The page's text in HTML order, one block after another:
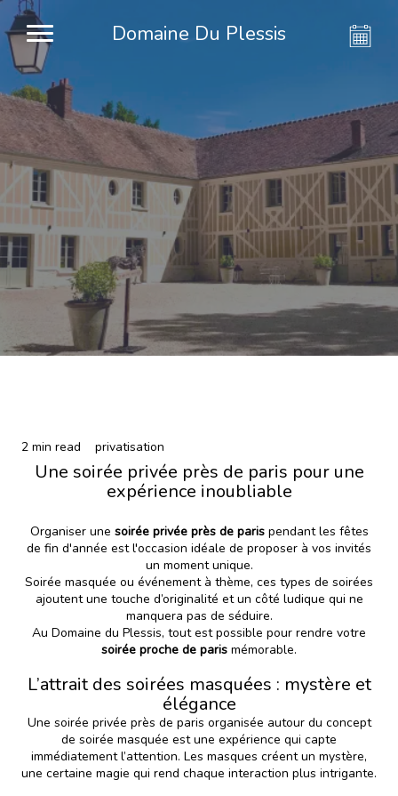
Domaine Du Plessis
2 min read privatisation
Une soirée privée près de paris pour une
expérience inoubliable
Organiser une soirée privée près de parispendant les fêtes
de fin d'année est l'occasion idéale de proposer à vos invités
un moment unique.
Soirée masquée ou événement à thème, ces types de soirées
ajoutent une touche d’originalité et un côté ludique qui ne
manquera pas de séduire.
Au Domaine du Plessis, tout est possible pour rendre votre
soirée proche de paris mémorable.
L’attrait des soirées masquées : mystère et
élégance
Une soirée privée près de paris organisée autour du concept
de soirée masquée est une expérience qui capte
immédiatement l’attention. Les masques créent un mystère,
une certaine magie qui rend chaque interaction plus intrigante.